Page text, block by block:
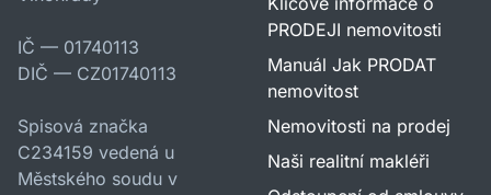
IČ — 01740113
DIČ — CZ01740113
Spisová značka
C234159 vedená u
Městského soudu v
PRODEJI nemovitosti
Manuál Jak PRODAT
nemovitost
Nemovitosti na prodej
Naši realitní makléři